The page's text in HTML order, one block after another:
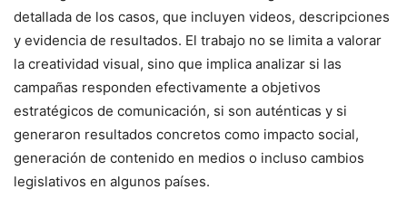
detallada de los casos, que incluyen videos, descripciones
y evidencia de resultados. El trabajo no se limita a valorar
la creatividad visual, sino que implica analizar si las
campañas responden efectivamente a objetivos
estratégicos de comunicación, si son auténticas y si
generaron resultados concretos como impacto social,
generación de contenido en medios o incluso cambios
legislativos en algunos países.